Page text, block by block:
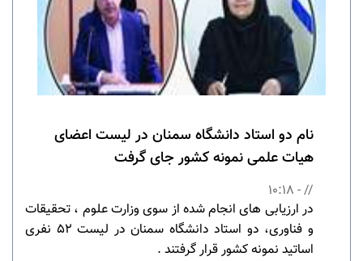
نام دو استاد دانشگاه سمنان در لیست اعضای
هیات علمی نمونه کشور جای گرفت
// - 10:18
در ارزیابی های انجام شده از سوی وزارت علوم ، تحقیقات
و فناوری، دو استاد دانشگاه سمنان در لیست 52 نفری
اساتید نمونه کشور قرار گرفتند .